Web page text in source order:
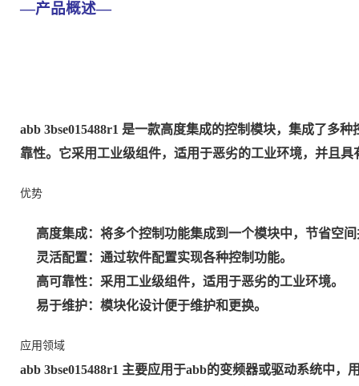
—产品概述—
abb 3bse015488r1 是一款高度集成的控制模块，集成了多
靠性。它采用工业级组件，适用于恶劣的工业环境，并且
优势
高度集成：将多个控制功能集成到一个模块中，节省空
灵活配置：通过软件配置实现各种控制功能。
高可靠性：采用工业级组件，适用于恶劣的工业环境。
易于维护：模块化设计便于维护和更换。
应用领域
abb 3bse015488r1 主要应用于abb的变频器或驱动系统中